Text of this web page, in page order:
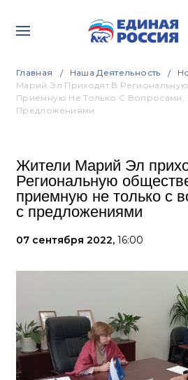
Главная Наша Деятельность
Марий Эл Приходят В
Приемную Не Только С Вопросами,
Предложениями
Жители Марий Эл
Региональную
приемную не только с
с предложениями
07 сентября 2022, 16:00